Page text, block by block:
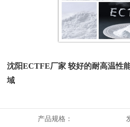
沈阳ECTFE厂家 较好的耐高温性
域
产品规格：